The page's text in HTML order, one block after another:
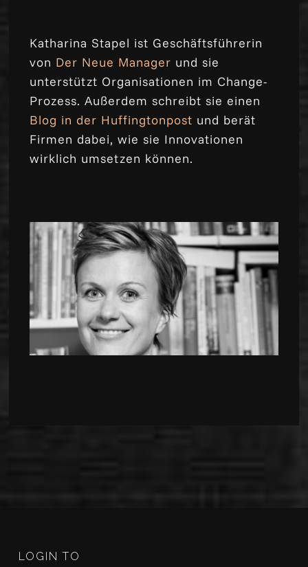
Katharina Stapel ist Geschäftsführerin
von Der Neue Manager und sie
unterstützt Organisationen im Change-
Prozess. Außerdem schreibt sie einen
Blog in der Huffingtonpost und berät
Firmen dabei, wie sie Innovationen
wirklich umsetzen können.
LOGIN TO